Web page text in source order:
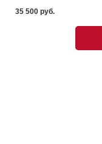
35 500 pуб.